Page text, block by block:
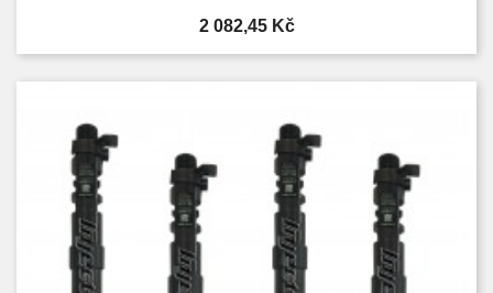
Cena
2 082,45 Kč